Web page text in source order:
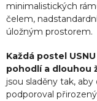
minimalistických
čelem,
úložným prostorem.
Každá postel
pohodlí a dlouhou
jsou sladěny tak,
podporoval